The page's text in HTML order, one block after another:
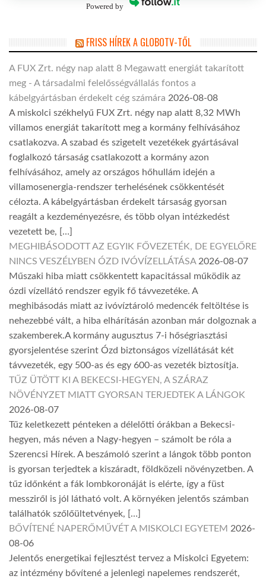
Powered by
FRISS HÍREK A GLOBOTV-TŐL
A FUX Zrt. négy nap alatt 8 Megawatt energiát takarított
meg - A társadalmi felelősségvállalás fontos a
kábelgyártásban érdekelt cég számára 2026-08-08
A miskolci székhelyű FUX Zrt. négy nap alatt 8,32 MWh
villamos energiát takarított meg a kormány felhívásához
csatlakozva. A szabad és szigetelt vezetékek gyártásával
foglalkozó társaság csatlakozott a kormány azon
felhívásához, amely az országos hőhullám idején a
villamosenergia-rendszer terhelésének csökkentését
célozta. A kábelgyártásban érdekelt társaság gyorsan
reagált a kezdeményezésre, és több olyan intézkedést
vezetett be, […]
MEGHIBÁSODOTT AZ EGYIK FŐVEZETÉK, DE EGYELŐRE
NINCS VESZÉLYBEN ÓZD IVÓVÍZELLÁTÁSA 2026-08-07
Műszaki hiba miatt csökkentett kapacitással működik az
ózdi vízellátó rendszer egyik fő távvezetéke. A
meghibásodás miatt az ivóvíztároló medencék feltöltése is
nehezebbé vált, a hiba elhárításán azonban már dolgoznak a
szakemberek.A kormány augusztus 7-i hőségriasztási
gyorsjelentése szerint Ózd biztonságos vízellátását két
távvezeték, egy 500-as és egy 600-as vezeték biztosítja.
TŰZ ÜTÖTT KI A BEKECSI-HEGYEN, A SZÁRAZ
NÖVÉNYZET MIATT GYORSAN TERJEDTEK A LÁNGOK
2026-08-07
Tűz keletkezett pénteken a délelőtti órákban a Bekecsi-
hegyen, más néven a Nagy-hegyen – számolt be róla a
Szerencsi Hírek. A beszámoló szerint a lángok több ponton
is gyorsan terjedtek a kiszáradt, földközeli növényzetben. A
tűz időnként a fák lombkoronáját is elérte, így a füst
messziről is jól látható volt. A környéken jelentős számban
találhatók szőlőültetvények, […]
BŐVÍTENÉ NAPERŐMŰVÉT A MISKOLCI EGYETEM 2026-
08-06
Jelentős energetikai fejlesztést tervez a Miskolci Egyetem:
az intézmény bővítené a jelenlegi napelemes rendszerét,